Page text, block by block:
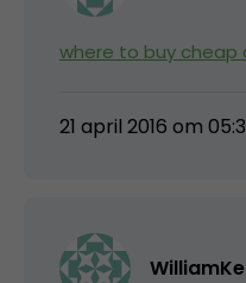
where to buy cheap
21 april 2016 om